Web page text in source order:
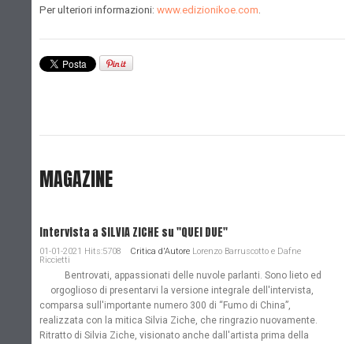
Per ulteriori informazioni: www.edizionikoe.com
MAGAZINE
Intervista a SILVIA ZICHE su "QUEI DUE"
01-01-2021 Hits:5708 Critica d'Autore Lorenzo Barruscotto e Dafne
Riccietti
Bentrovati, appassionati delle nuvole parlanti. Sono lieto ed
orgoglioso di presentarvi la versione integrale dell'intervista,
comparsa sull'importante numero 300 di “Fumo di China”,
realizzata con la mitica Silvia Ziche, che ringrazio nuovamente.
Ritratto di Silvia Ziche, visionato anche dall'artista prima della